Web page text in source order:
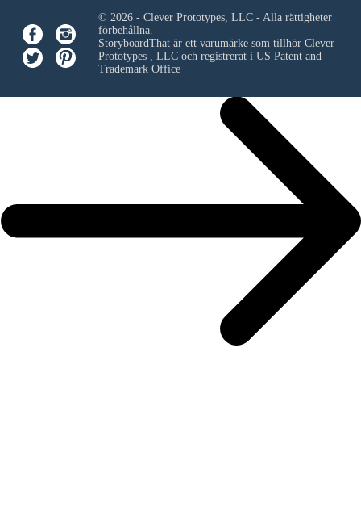
© 2026 - Clever Prototypes, LLC - Alla rättigheter
förbehållna.
StoryboardThat är ett varumärke som tillhör Clever
Prototypes , LLCoch registrerat i US Patent and
Trademark Office